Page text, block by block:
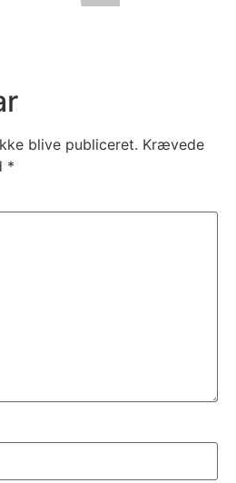
blive publiceret. Krævede
*